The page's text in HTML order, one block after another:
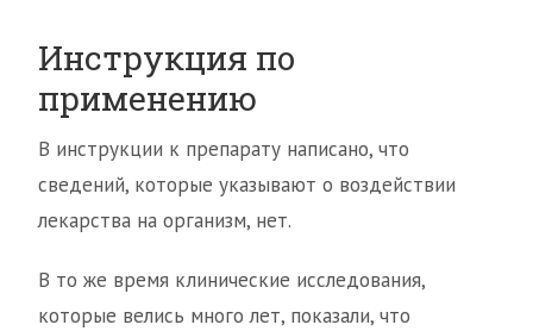
Инструкция по
применению
В инструкции к препарату написано, что
сведений, которые указывают о воздействии
лекарства на организм, нет.
В то же время клинические исследования,
которые велись много лет, показали, что